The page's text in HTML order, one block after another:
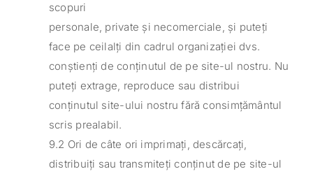
scopuri
personale, private și necomerciale, și puteți
face pe ceilalți din cadrul organizației dvs.
conștienți de conținutul de pe site-ul nostru. Nu
puteți extrage, reproduce sau distribui
conținutul site-ului nostru fără consimțământul
scris prealabil.
9.2 Ori de câte ori imprimați, descărcați,
distribuiți sau transmiteți conținut de pe site-ul